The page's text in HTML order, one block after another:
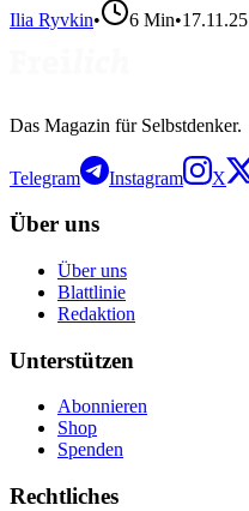
Ilia Ryvkin• 6 Min•17.11.25
Das Magazin für Selbstdenker.
Telegram Instagram X
Über uns
Über uns
Blattlinie
Redaktion
Unterstützen
Abonnieren
Shop
Spenden
Rechtliches